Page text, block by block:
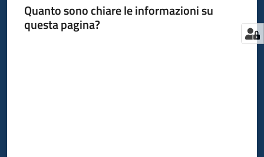
Programmazioni
Quanto sono chiare le informazioni su
questa pagina?